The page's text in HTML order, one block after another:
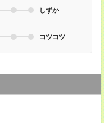
しずか
コツコツ